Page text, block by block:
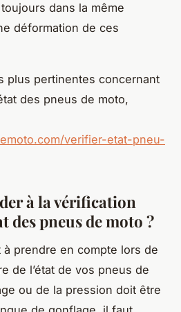
dans la même
déformation de ces
plus pertinentes concernant
des pneus de moto,
verifier-etat-pneu-
à la vérification
des pneus de moto ?
prendre en compte lors de
de l’état de vos pneus de
ou de la pression doit être